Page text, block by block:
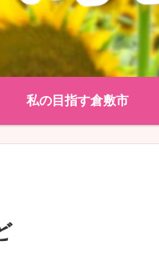
私の目指す倉敷市